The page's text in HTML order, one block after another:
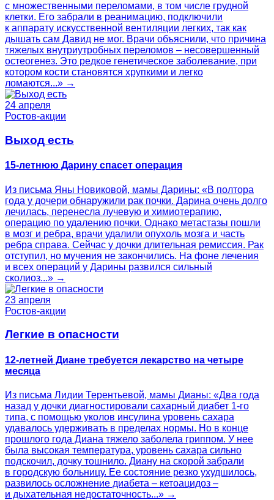
с множественными переломами, в том числе грудной
клетки. Его забрали в реанимацию, подключили
к аппарату искусственной вентиляции легких, так как
дышать сам Давид не мог. Врачи объяснили, что причина
тяжелых внутриутробных переломов – несовершенный
остеогенез. Это редкое генетическое заболевание, при
котором кости становятся хрупкими и легко
ломаются...» →
24 апреля
Ростов-акции
Выход есть
15-летнюю Дарину спасет операция
Из письма Яны Новиковой, мамы Дарины: «В полтора
года у дочери обнаружили рак почки. Дарина очень долго
лечилась, перенесла лучевую и химиотерапию,
операцию по удалению почки. Однако метастазы пошли
в мозг и ребра, врачи удалили опухоль мозга и часть
ребра справа. Сейчас у дочки длительная ремиссия. Рак
отступил, но мучения не закончились. На фоне лечения
и всех операций у Дарины развился сильный
сколиоз...» →
23 апреля
Ростов-акции
Легкие в опасности
12-летней Диане требуется лекарство на четыре
месяца
Из письма Лидии Терентьевой, мамы Дианы: «Два года
назад у дочки диагностировали сахарный диабет 1-го
типа, с помощью уколов инсулина уровень сахара
удавалось удерживать в пределах нормы. Но в конце
прошлого года Диана тяжело заболела гриппом. У нее
была высокая температура, уровень сахара сильно
подскочил, дочку тошнило. Диану на скорой забрали
в городскую больницу. Ее состояние резко ухудшилось,
развилось осложнение диабета – кетоацидоз –
и дыхательная недостаточность...» →